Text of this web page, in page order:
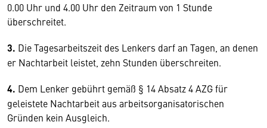
0.00 Uhr und 4.00 Uhr den Zeitraum von 1 Stunde
überschreitet.
3. Die Tagesarbeitszeit des Lenkers darf an Tagen, an denen
er Nachtarbeit leistet, zehn Stunden überschreiten.
4. Dem Lenker gebührt gemäß § 14 Absatz 4 AZG für
geleistete Nachtarbeit aus arbeitsorganisatorischen
Gründen kein Ausgleich.